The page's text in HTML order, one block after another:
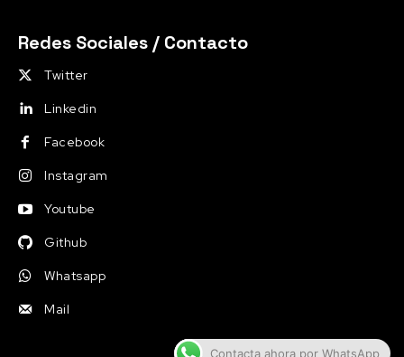
Redes Sociales / Contacto
Twitter
Linkedin
Facebook
Instagram
Youtube
Github
Whatsapp
Mail
Contacta ahora por WhatsApp